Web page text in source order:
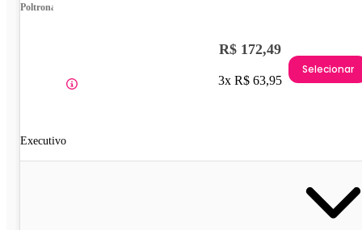
Poltrona
Executivo
R$ 172,49
3x R$ 63,95
Selecionar